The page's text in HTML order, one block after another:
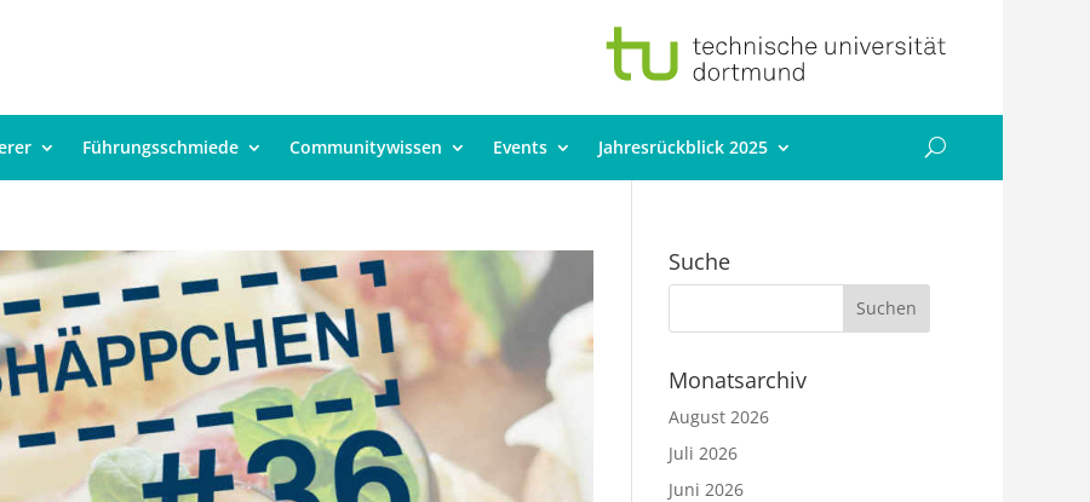
Führungsschmiede Communitywissen Events Jahresrückblick 2025
Suche
Monatsarchiv
August 2026
Juli 2026
Juni 2026